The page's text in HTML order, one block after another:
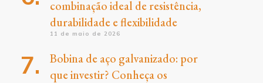
combinação ideal de resistência,
durabilidade e flexibilidade
11 de maio de 2026
Bobina de aço galvanizado: por
que investir? Conheça os